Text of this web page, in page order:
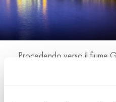
Procedendo verso il fiume